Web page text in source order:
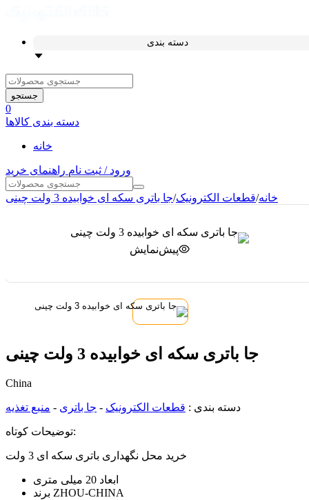
دسته بندی
جستجو
0
دسته بندی کالاها
خانه
ورود / ثبت نام راهنمای خرید
خانه/قطعات الکترونیک/جا باتری سکه ای خوابیده 3 ولت چینی
پیش‌نمایش
جا باتری سکه ای خوابیده 3 ولت چینی
China
دسته بندی : قطعات الکترونیک - جا باتری - منبع تغذیه
توضیحات کوتاه:
خرید محل نگهداری باتری سکه ای 3 ولت
ابعاد 20 میلی متری
برند ZHOU-CHINA